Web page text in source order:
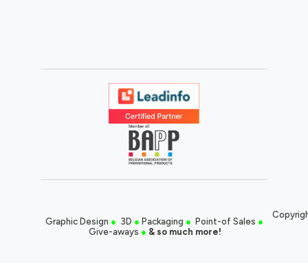
Graphic Design ● 3D ● Packaging ● Point-of Sales ●
Give-aways ● & so much more!